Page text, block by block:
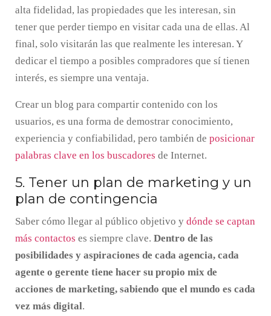
alta fidelidad, las propiedades que les interesan, sin
tener que perder tiempo en visitar cada una de ellas. Al
final, solo visitarán las que realmente les interesan. Y
dedicar el tiempo a posibles compradores que sí tienen
interés, es siempre una ventaja.
Crear un blog para compartir contenido con los
usuarios, es una forma de demostrar conocimiento,
experiencia y confiabilidad, pero también de posicionar
palabras clave en los buscadores de Internet.
5. Tener un plan de marketing y un
plan de contingencia
Saber cómo llegar al público objetivo y dónde se captan
más contactos es siempre clave. Dentro de las
posibilidades y aspiraciones de cada agencia, cada
agente o gerente tiene hacer su propio mix de
acciones de marketing, sabiendo que el mundo es cada
vez más digital.